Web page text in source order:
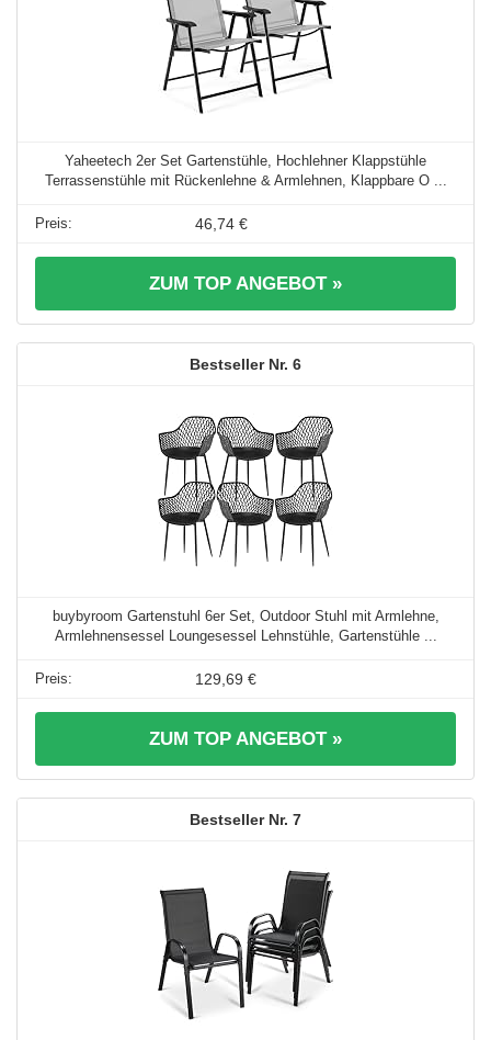
Yaheetech 2er Set Gartenstühle, Hochlehner Klappstühle
Terrassenstühle mit Rückenlehne & Armlehnen, Klappbare O ...
46,74 €
ZUM TOP ANGEBOT »
6
buybyroom Gartenstuhl 6er Set, Outdoor Stuhl mit Armlehne,
Armlehnensessel Loungesessel Lehnstühle, Gartenstühle ...
129,69 €
ZUM TOP ANGEBOT »
7